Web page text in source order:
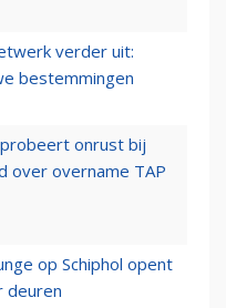
verder uit:
bestemmingen
onrust bij
over overname TAP
op Schiphol opent
deuren